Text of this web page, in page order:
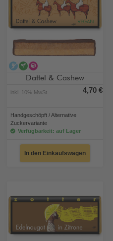
alkoholfrei
vegan
Dattel & Cashew
inkl. 10% MwSt. 4,70 €
Handgeschöpft / Alternative
Zuckervariante
Verfügbarkeit: auf Lager
In den Einkaufswagen